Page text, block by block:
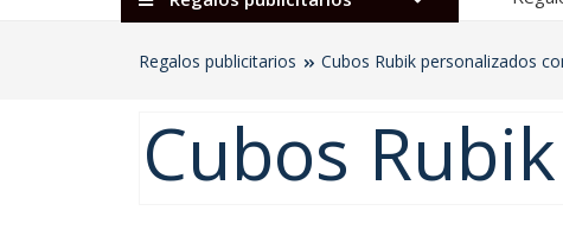
Regalos publicitarios Cubos Rubik personalizados
Cubos